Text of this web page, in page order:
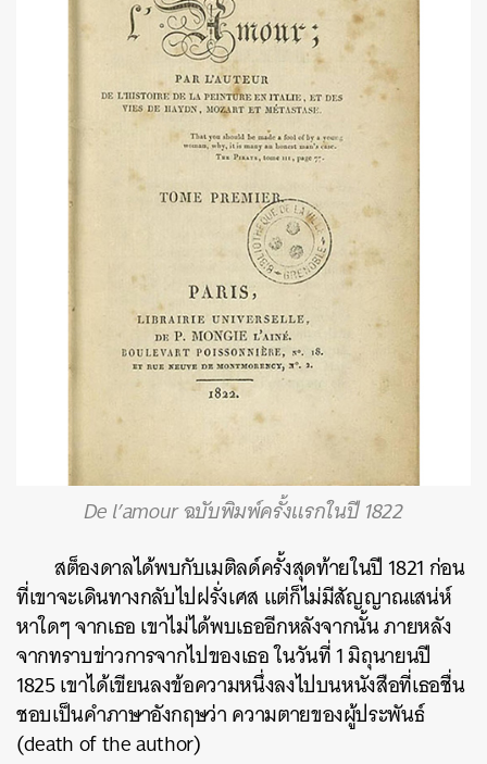
De l’amour ฉบับพิมพ์ครั้งแรกในปี 1822
สต็องดาลได้พบกับเมติลด์ครั้งสุดท้ายในปี 1821 ก่อน
ที่เขาจะเดินทางกลับไปฝรั่งเศส แต่ก็ไม่มีสัญญาณเสน่ห์
หาใดๆ จากเธอ เขาไม่ได้พบเธออีกหลังจากนั้น ภายหลัง
จากทราบข่าวการจากไปของเธอ ในวันที่ 1 มิถุนายนปี
1825 เขาได้เขียนลงข้อความหนึ่งลงไปบนหนังสือที่เธอชื่น
ชอบเป็นคำภาษาอังกฤษว่า ความตายของผู้ประพันธ์
(death of the author)